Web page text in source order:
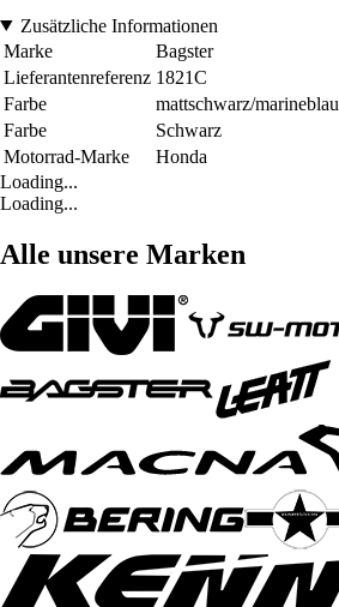
Zusätzliche Informationen
Marke
Bagster
Lieferantenreferenz 1821C
Farbe
mattschwarz/marineblau
Farbe
Schwarz
Motorrad-Marke
Honda
Loading...
Loading...
Alle unsere Marken